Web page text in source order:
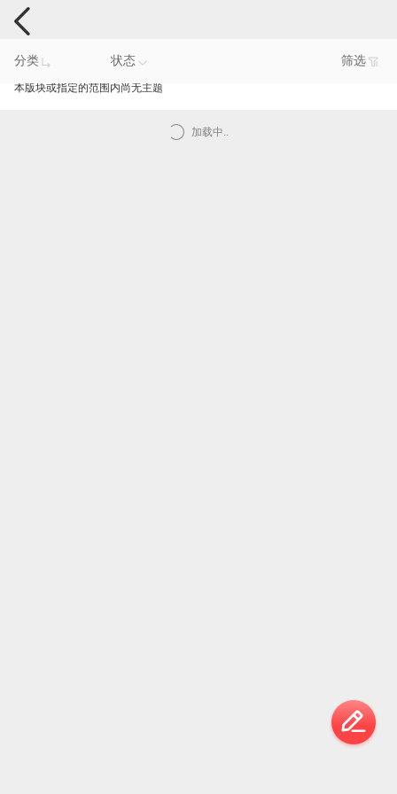
手机反馈
分类 状态 筛选
本版块或指定的范围内尚无主题
加载中..